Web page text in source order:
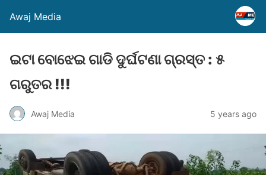
Awaj Media
ଇଟା ବୋଝେଇ ଗାଡି ଦୁର୍ଘଟଣା ଗ୍ରସ୍ତ : ୫
ଗରୁତର !!!
Awaj Media 5 years ago